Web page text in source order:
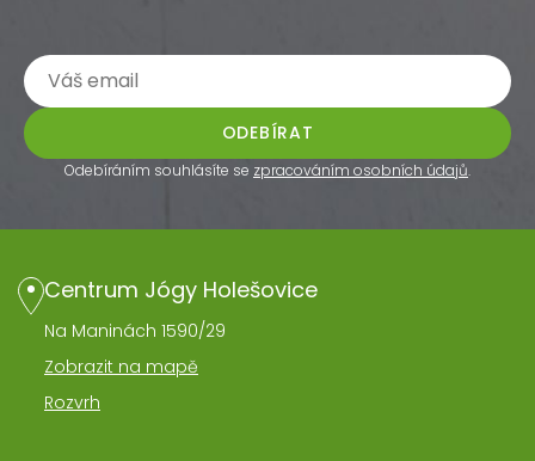
ODEBÍRAT
Odebíráním souhlásíte se zpracováním osobních údajů.
Centrum Jógy Holešovice
Na Maninách 1590/29
Zobrazit na mapě
Rozvrh